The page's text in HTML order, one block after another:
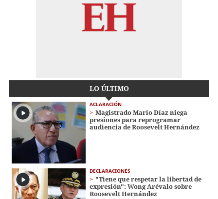
LO ÚLTIMO
ACLARACIÓN
Magistrado Mario Díaz niega
presiones para reprogramar
audiencia de Roosevelt Hernández
DECLARACIONES
"Tiene que respetar la libertad de
expresión": Wong Arévalo sobre
Roosevelt Hernández